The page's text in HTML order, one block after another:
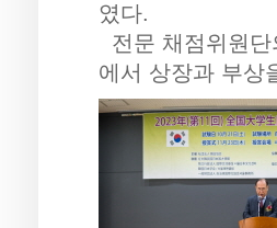
였다.
전문 채점위원
에서 상장과 부상